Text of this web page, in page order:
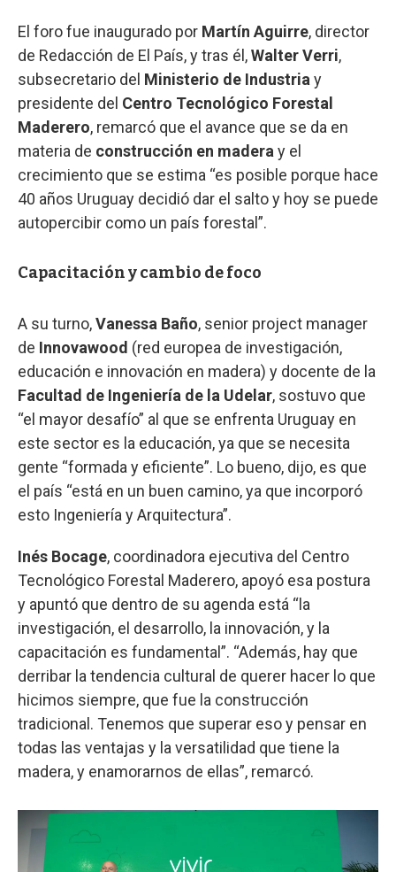
El foro fue inaugurado por Martín Aguirre, director
de Redacción de El País, y tras él,Walter Verri,
subsecretario del Ministerio de Industria y
presidente del Centro Tecnológico Forestal
Maderero, remarcó que el avance que se da en
materia de construcción en madera y el
crecimiento que se estima “es posible porque hace
40 años Uruguay decidió dar el salto y hoy se puede
autopercibir como un país forestal”.
Capacitación y cambio de foco
A su turno,Vanessa Baño, senior project manager
de Innovawood (red europea de investigación,
educación e innovación en madera) y docente de la
Facultad de Ingeniería de la Udelar, sostuvo que
“el mayor desafío” al que se enfrenta Uruguay en
este sector es la educación, ya que se necesita
gente “formada y eficiente”. Lo bueno, dijo, es que
el país “está en un buen camino, ya que incorporó
esto Ingeniería y Arquitectura”.
Inés Bocage, coordinadora ejecutiva del Centro
Tecnológico Forestal Maderero, apoyó esa postura
y apuntó que dentro de su agenda está “la
investigación, el desarrollo, la innovación, y la
capacitación es fundamental”. “Además, hay que
derribar la tendencia cultural de querer hacer lo que
hicimos siempre, que fue la construcción
tradicional. Tenemos que superar eso y pensar en
todas las ventajas y la versatilidad que tiene la
madera, y enamorarnos de ellas”, remarcó.